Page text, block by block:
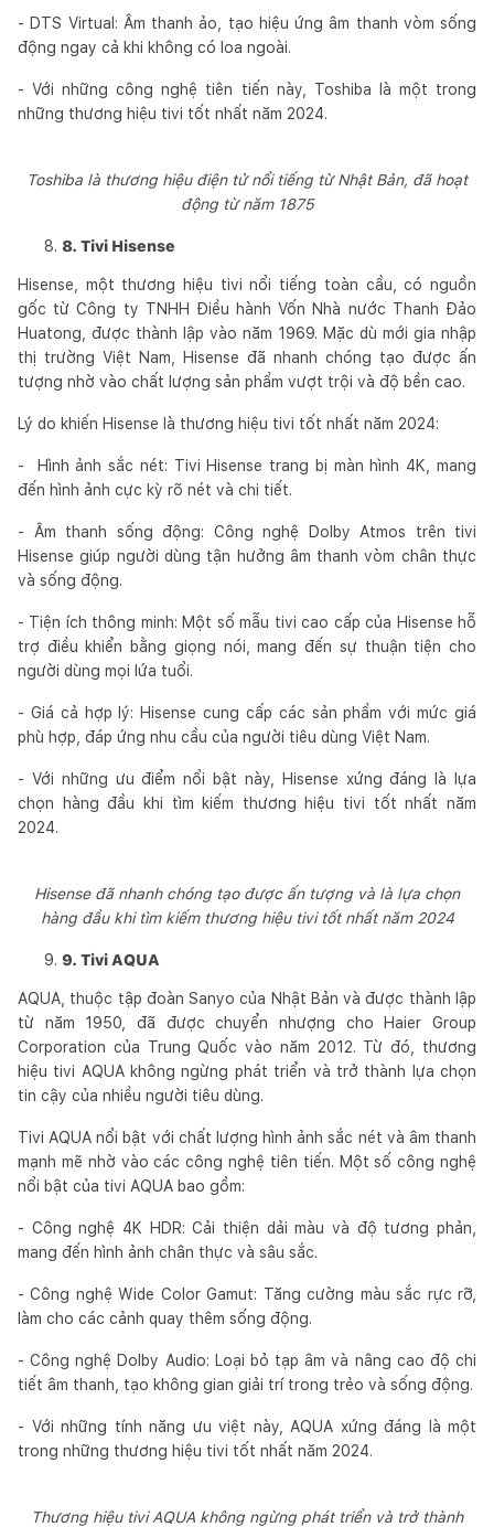
- DTS Virtual: Âm thanh ảo, tạo hiệu ứng âm thanh vòm sống
động ngay cả khi không có loa ngoài.
- Với những công nghệ tiên tiến này, Toshiba là một trong
những thương hiệu tivi tốt nhất năm 2024.
Toshiba là thương hiệu điện tử nổi tiếng từ Nhật Bản, đã hoạt
động từ năm 1875
8. Tivi Hisense
Hisense, một thương hiệu tivi nổi tiếng toàn cầu, có nguồn
gốc từ Công ty TNHH Điều hành Vốn Nhà nước Thanh Đảo
Huatong, được thành lập vào năm 1969. Mặc dù mới gia nhập
thị trường Việt Nam, Hisense đã nhanh chóng tạo được ấn
tượng nhờ vào chất lượng sản phẩm vượt trội và độ bền cao.
Lý do khiến Hisense là thương hiệu tivi tốt nhất năm 2024:
- Hình ảnh sắc nét: Tivi Hisense trang bị màn hình 4K, mang
đến hình ảnh cực kỳ rõ nét và chi tiết.
- Âm thanh sống động: Công nghệ Dolby Atmos trên tivi
Hisense giúp người dùng tận hưởng âm thanh vòm chân thực
và sống động.
- Tiện ích thông minh: Một số mẫu tivi cao cấp của Hisense hỗ
trợ điều khiển bằng giọng nói, mang đến sự thuận tiện cho
người dùng mọi lứa tuổi.
- Giá cả hợp lý: Hisense cung cấp các sản phẩm với mức giá
phù hợp, đáp ứng nhu cầu của người tiêu dùng Việt Nam.
- Với những ưu điểm nổi bật này, Hisense xứng đáng là lựa
chọn hàng đầu khi tìm kiếm thương hiệu tivi tốt nhất năm
2024.
Hisense đã nhanh chóng tạo được ấn tượng và là lựa chọn
hàng đầu khi tìm kiếm thương hiệu tivi tốt nhất năm 2024
9. Tivi AQUA
AQUA, thuộc tập đoàn Sanyo của Nhật Bản và được thành lập
từ năm 1950, đã được chuyển nhượng cho Haier Group
Corporation của Trung Quốc vào năm 2012. Từ đó, thương
hiệu tivi AQUA không ngừng phát triển và trở thành lựa chọn
tin cậy của nhiều người tiêu dùng.
Tivi AQUA nổi bật với chất lượng hình ảnh sắc nét và âm thanh
mạnh mẽ nhờ vào các công nghệ tiên tiến. Một số công nghệ
nổi bật của tivi AQUA bao gồm:
- Công nghệ 4K HDR: Cải thiện dải màu và độ tương phản,
mang đến hình ảnh chân thực và sâu sắc.
- Công nghệ Wide Color Gamut: Tăng cường màu sắc rực rỡ,
làm cho các cảnh quay thêm sống động.
- Công nghệ Dolby Audio: Loại bỏ tạp âm và nâng cao độ chi
tiết âm thanh, tạo không gian giải trí trong trẻo và sống động.
- Với những tính năng ưu việt này, AQUA xứng đáng là một
trong những thương hiệu tivi tốt nhất năm 2024.
Thương hiệu tivi AQUA không ngừng phát triển và trở thành